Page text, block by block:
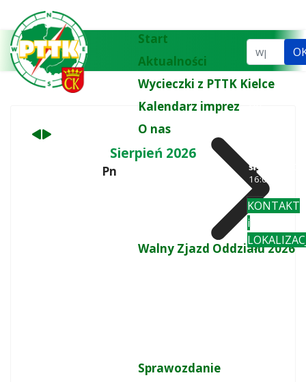
Start
Aktualności
Wycieczki z PTTK Kielce
Kalendarz imprez
O nas
Walny Zjazd Oddziału 2026
Sprawozdanie
Szukaj...
śr-pi
16:00
KONTAKT
i
miesiąc
miesiąc
Sierpień 2026
Pn Wt